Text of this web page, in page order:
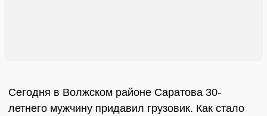
Сегодня в Волжском районе Саратова 30-
летнего мужчину придавил грузовик. Как стало